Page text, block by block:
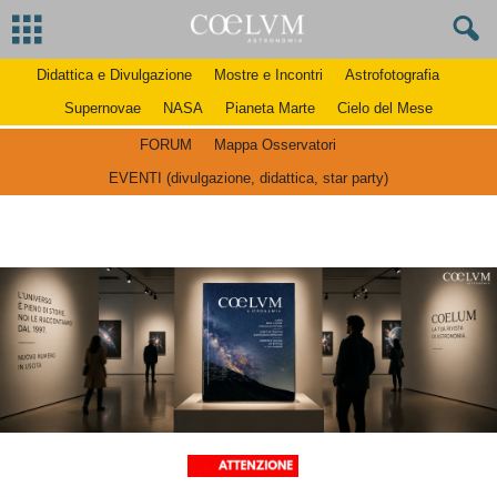
Didattica e Divulgazione Mostre e Incontri
Astrofotografia
Supernovae
NASA Pianeta Marte Cielo del Mese
FORUM
Mappa Osservatori
EVENTI (divulgazione, didattica, star party)